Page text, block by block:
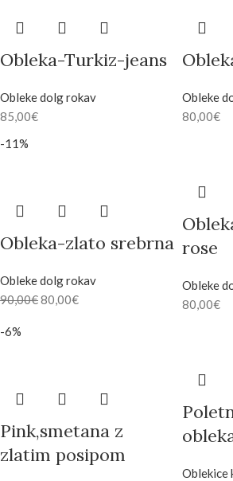
Obleka-Turkiz-jeans
Obleke dolg rokav
85,00€
Obleke
80,00€
-11%
Obleka-zlato srebrna
Obleke dolg rokav
90,00€80,00€
rose
Obleke
80,00€
-6%
Pink,smetana z
zlatim posipom
Oblekice